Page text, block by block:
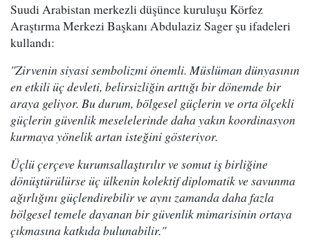
Suudi Arabistan merkezli düşünce kuruluşu Körfez
Araştırma Merkezi Başkanı Abdulaziz Sager şu ifadeleri
kullandı:
"Zirvenin siyasi sembolizmi önemli. Müslüman dünyasının
en etkili üç devleti, belirsizliğin arttığı bir dönemde bir
araya geliyor. Bu durum, bölgesel güçlerin ve orta ölçekli
güçlerin güvenlik meselelerinde daha yakın koordinasyon
kurmaya yönelik artan isteğini gösteriyor.
Üçlü çerçeve kurumsallaştırılır ve somut iş birliğine
dönüştürülürse üç ülkenin kolektif diplomatik ve savunma
ağırlığını güçlendirebilir ve aynı zamanda daha fazla
bölgesel temele dayanan bir güvenlik mimarisinin ortaya
çıkmasına katkıda bulunabilir."